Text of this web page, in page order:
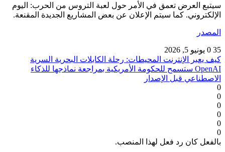
سيتبع العرض تعمق في الأمر حول لعبة التروس من الحرب: اليوم
الإلكتروني. كما سيتم الإعلان عن بعض المشاريع الجديدة المقنعة.
المصدر
35
0 يونيو 5, 2026
كيف يعبر الإنترنت المحيطات: رحلة الكابلات البحرية السرية
OpenAI ستسمح للحكومة الأمريكية بمراجعة نماذجها للذكاء
الاصطناعي قبل الإصدار
0
0
0
0
0
0
بالفعل كان رد فعل لهذا المنصب.